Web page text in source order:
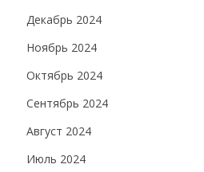
Декабрь 2024
Ноябрь 2024
Октябрь 2024
Сентябрь 2024
Август 2024
Июль 2024